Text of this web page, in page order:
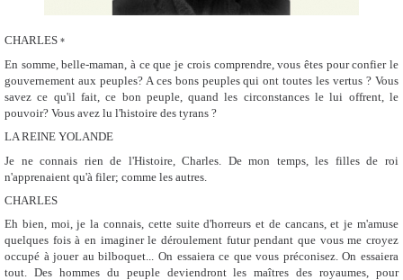
CHARLES *
En somme, belle-maman, à ce que je crois comprendre, vous êtes pour confier le
gouvernement aux peuples? A ces bons peuples qui ont toutes les vertus ? Vous
savez ce qu'il fait, ce bon peuple, quand les circonstances le lui offrent, le
pouvoir? Vous avez lu l'histoire des tyrans ?
LA REINE YOLANDE
Je ne connais rien de l'Histoire, Charles. De mon temps, les filles de roi
n'apprenaient qu'à filer; comme les autres.
CHARLES
Eh bien, moi, je la connais, cette suite d'horreurs et de cancans, et je m'amuse
quelques fois à en imaginer le déroulement futur pendant que vous me croyez
occupé à jouer au bilboquet... On essaiera ce que vous préconisez. On essaiera
tout. Des hommes du peuple deviendront les maîtres des royaumes, pour